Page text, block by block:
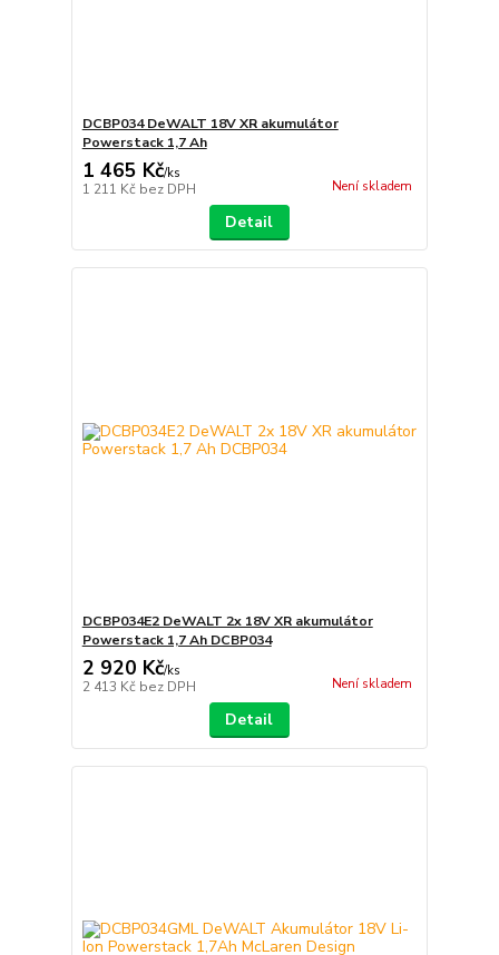
DCBP034 DeWALT 18V XR akumulátor
Powerstack 1,7 Ah
1 465 Kč/ks
1 211 Kč bez DPH Není skladem
Detail
DCBP034E2 DeWALT 2x 18V XR akumulátor
Powerstack 1,7 Ah DCBP034
2 920 Kč/ks
2 413 Kč bez DPH Není skladem
Detail